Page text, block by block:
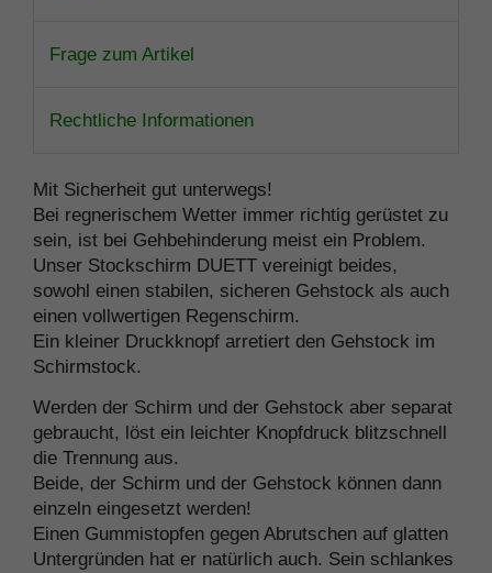
Frage zum Artikel
Rechtliche Informationen
Mit Sicherheit gut unterwegs!
Bei regnerischem Wetter immer richtig gerüstet zu
sein, ist bei Gehbehinderung meist ein Problem.
Unser Stockschirm DUETT vereinigt beides,
sowohl einen stabilen, sicheren Gehstock als auch
einen vollwertigen Regenschirm.
Ein kleiner Druckknopf arretiert den Gehstock im
Schirmstock.
Werden der Schirm und der Gehstock aber separat
gebraucht, löst ein leichter Knopfdruck blitzschnell
die Trennung aus.
Beide, der Schirm und der Gehstock können dann
einzeln eingesetzt werden!
Einen Gummistopfen gegen Abrutschen auf glatten
Untergründen hat er natürlich auch. Sein schlankes